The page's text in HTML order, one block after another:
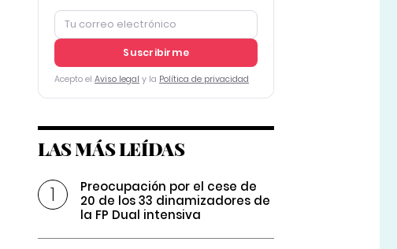
Suscribirme
Acepto el Aviso legal y la Política de privacidad
LAS MÁS LEÍDAS
Preocupación por el cese de
20 de los 33 dinamizadores de
la FP Dual intensiva